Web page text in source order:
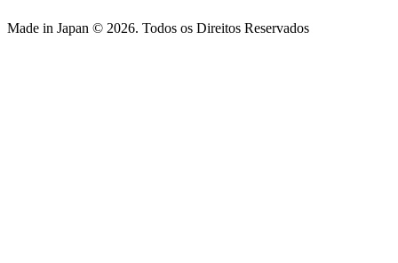
Made in Japan © 2026. Todos os Direitos Reservados